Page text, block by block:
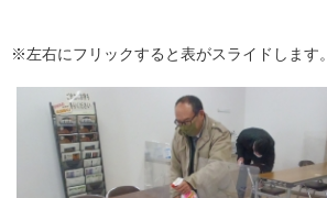
※左右にフリックすると表がスライドします。